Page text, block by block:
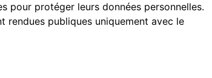
pour protéger leurs données personnelles.
rendues publiques uniquement avec le